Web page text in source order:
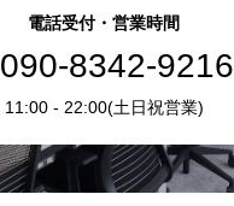
電話受付・営業時間
090-8342-9216
11:00 - 22:00(土日祝営業)